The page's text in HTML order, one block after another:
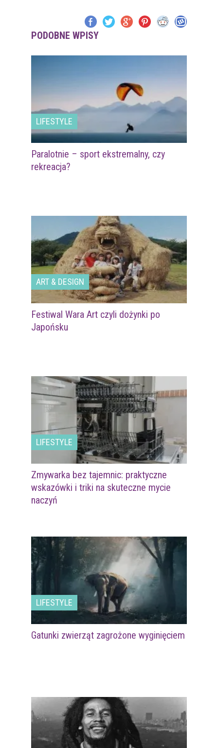
PODOBNE WPISY
LIFESTYLE
Paralotnie – sport ekstremalny, czy
rekreacja?
ART & DESIGN
Festiwal Wara Art czyli dożynki po
Japońsku
LIFESTYLE
Zmywarka bez tajemnic: praktyczne
wskazówki i triki na skuteczne mycie
naczyń
LIFESTYLE
Gatunki zwierząt zagrożone wyginięciem